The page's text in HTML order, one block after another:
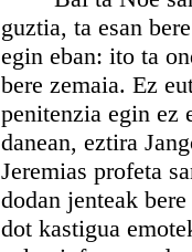
guztia, ta esan
egin eban: ito ta
bere zemaia. Ez
penitenzia egin ez
danean, eztira
Jeremias profeta
dodan jenteak
dot kastigua